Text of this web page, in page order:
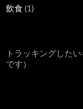
飲食 (1)
トラッキングした
です）